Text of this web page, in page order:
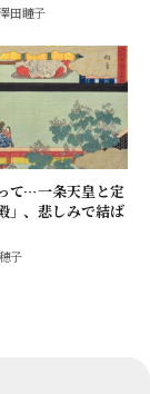
田瞳子
て…一条天皇と定
」、悲しみで結ば
子